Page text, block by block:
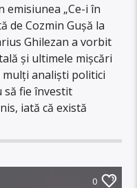
emisiunea „Ce-i în
de Cozmin Gușă la
Ghilezan a vorbit
și ultimele mișcări
analiști politici
să fie învestit
iată că există
0